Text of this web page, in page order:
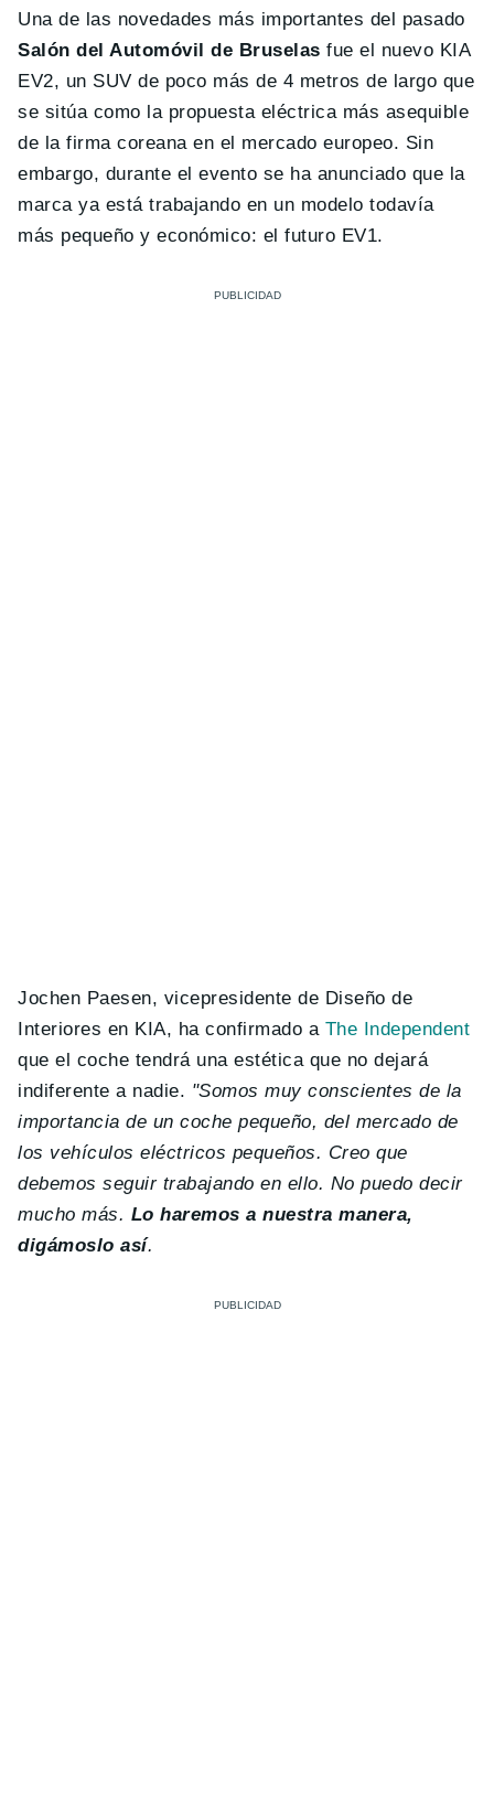
Una de las novedades más importantes del pasado
Salón del Automóvil de Bruselas fue el nuevo KIA
EV2, un SUV de poco más de 4 metros de largo que
se sitúa como la propuesta eléctrica más asequible
de la firma coreana en el mercado europeo. Sin
embargo, durante el evento se ha anunciado que la
marca ya está trabajando en un modelo todavía
más pequeño y económico: el futuro EV1.
Jochen Paesen, vicepresidente de Diseño de
Interiores en KIA, ha confirmado a The Independent
que el coche tendrá una estética que no dejará
indiferente a nadie. "Somos muy conscientes de la
importancia de un coche pequeño, del mercado de
los vehículos eléctricos pequeños. Creo que
debemos seguir trabajando en ello. No puedo decir
mucho más. Lo haremos a nuestra manera,
digámoslo así.